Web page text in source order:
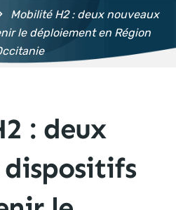
Mobilité H2 : deux nouveaux
le déploiement en Région
: deux